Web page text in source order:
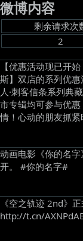
微博内容
剩余请求次
2
【优惠活动现已开
斯】双店的系列优
人·刺客信条系列典
市专辑均可参与优
情！心动的朋友抓紧
动画电影《你的名
开。 #你的名字# ​
《空之轨迹 2nd》
http://t.cn/